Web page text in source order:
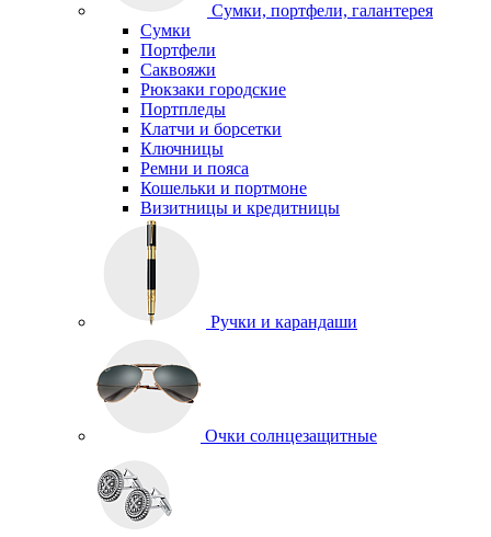
Сумки, портфели, галантерея
Сумки
Портфели
Саквояжи
Рюкзаки городские
Портпледы
Клатчи и борсетки
Ключницы
Ремни и пояса
Кошельки и портмоне
Визитницы и кредитницы
Ручки и карандаши
Очки солнцезащитные